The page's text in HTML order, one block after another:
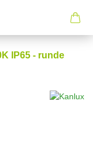
IP65 - runde